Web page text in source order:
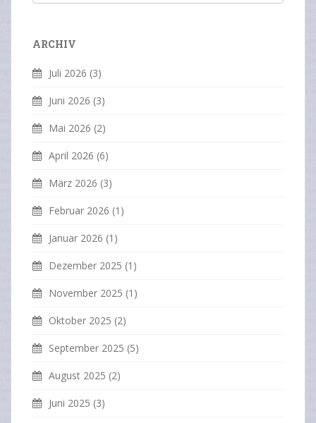
ARCHIV
Juli 2026 (3)
Juni 2026 (3)
Mai 2026 (2)
April 2026 (6)
März 2026 (3)
Februar 2026 (1)
Januar 2026 (1)
Dezember 2025 (1)
November 2025 (1)
Oktober 2025 (2)
September 2025 (5)
August 2025 (2)
Juni 2025 (3)